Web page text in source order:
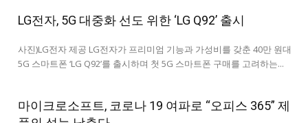
LG전자, 5G 대중화 선도 위한 ‘LG Q92’ 출시
사진)LG전자 제공 LG전자가 프리미엄 기능과 가성비를 갖춘 40만 원대
5G 스마트폰 ‘LG Q92’를 출시하며 첫 5G 스마트폰 구매를 고려하는...
마이크로소프트, 코로나 19 여파로 “오피스 365” 제